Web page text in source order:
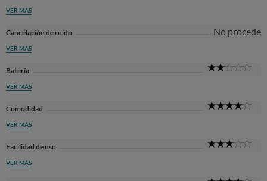
VER MÁS
Cancelación de ruido No procede
VER MÁS
Batería
VER MÁS
Comodidad
VER MÁS
Facilidad de uso
VER MÁS